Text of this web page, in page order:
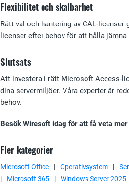
Flexibilitet och skalbarhet
Rätt val och hantering av CAL-
licenser efter behov för att hålla
Slutsats
Att investera i rätt Microsoft Access-
dina servermiljöer. Våra experter är
behov.
Besök Wiresoft idag för att få veta
Fler kategorier
Microsoft Office | Operativsystem |
|
Microsoft 365 | Windows Server 2025